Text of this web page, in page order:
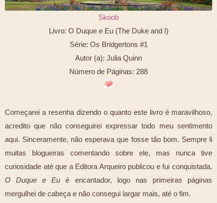
Skoob
Livro: O Duque e Eu (The Duke and I)
Série: Os Bridgertons #1
Autor (a): Julia Quinn
Número de Páginas: 288
Começarei a resenha dizendo o quanto este livro é maravilhoso,
acredito que não conseguirei expressar todo meu sentimento
aqui. Sinceramente, não esperava que fosse tão bom. Sempre li
muitas blogueiras comentando sobre ele, mas nunca tive
curiosidade até que a Editora Arqueiro publicou e fui conquistada.
O Duque e Eu é encantador, logo nas primeiras páginas
mergulhei de cabeça e não consegui largar mais, até o fim.